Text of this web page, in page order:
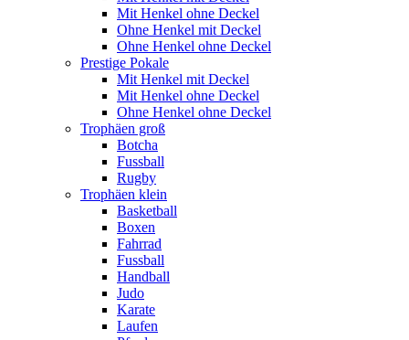
Mit Henkel ohne Deckel
Ohne Henkel mit Deckel
Ohne Henkel ohne Deckel
Prestige Pokale
Mit Henkel mit Deckel
Mit Henkel ohne Deckel
Ohne Henkel ohne Deckel
Trophäen groß
Botcha
Fussball
Rugby
Trophäen klein
Basketball
Boxen
Fahrrad
Fussball
Handball
Judo
Karate
Laufen